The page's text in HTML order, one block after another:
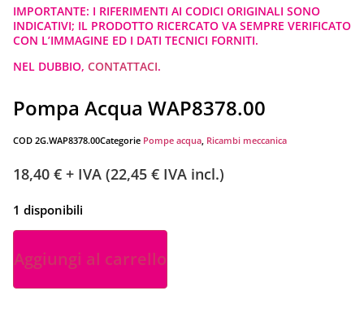
IMPORTANTE: I RIFERIMENTI AI CODICI ORIGINALI SONO
INDICATIVI; IL PRODOTTO RICERCATO VA SEMPRE VERIFICATO
CON L’IMMAGINE ED I DATI TECNICI FORNITI.
NEL DUBBIO, CONTATTACI.
Pompa Acqua WAP8378.00
COD 2G.WAP8378.00Categorie Pompe acqua, Ricambi meccanica
18,40 € + IVA (22,45 € IVA incl.)
1 disponibili
Aggiungi al carrello